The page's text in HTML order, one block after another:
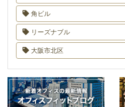
角ビル
リーズナブル
大阪市北区